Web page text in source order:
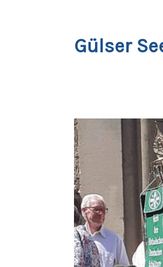
Gülser
Rückblick
–
1250
Jahre
mit
Bischof
Dr.
Stephan